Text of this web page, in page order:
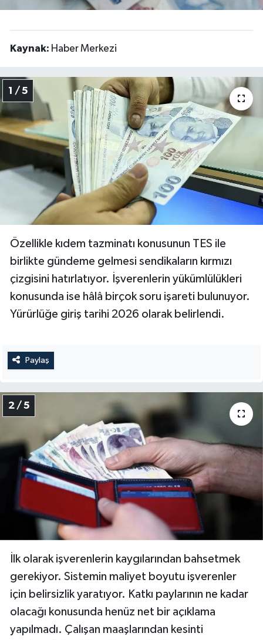
Kaynak: Haber Merkezi
1 / 5
Özellikle kıdem tazminatı konusunun TES ile
birlikte gündeme gelmesi sendikaların kırmızı
çizgisini hatırlatıyor. İşverenlerin yükümlülükleri
konusunda ise hâlâ birçok soru işareti bulunuyor.
Yürürlüğe giriş tarihi 2026 olarak belirlendi.
Paylaş
2 / 5
İlk olarak işverenlerin kaygılarından bahsetmek
gerekiyor. Sistemin maliyet boyutu işverenler
için belirsizlik yaratıyor. Katkı paylarının ne kadar
olacağı konusunda henüz net bir açıklama
yapılmadı. Çalışan maaşlarından kesinti